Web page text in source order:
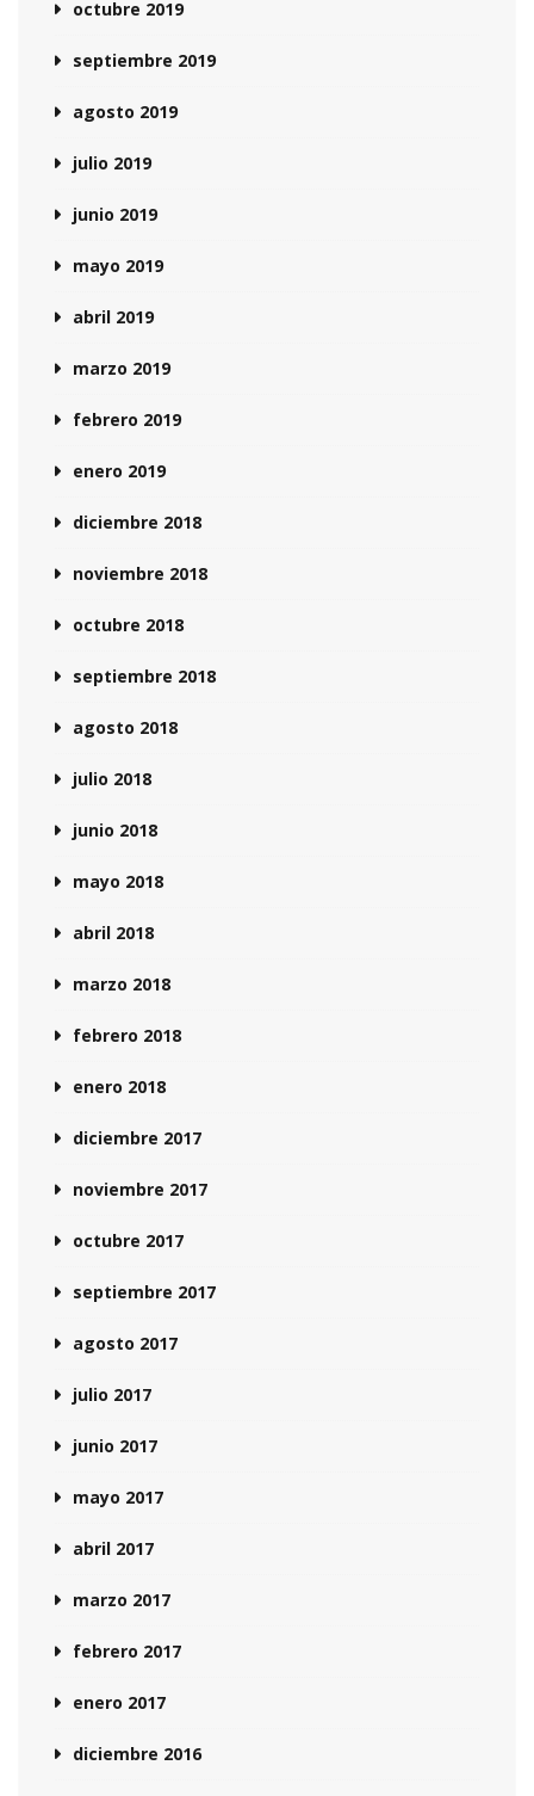
octubre 2019
septiembre 2019
agosto 2019
julio 2019
junio 2019
mayo 2019
abril 2019
marzo 2019
febrero 2019
enero 2019
diciembre 2018
noviembre 2018
octubre 2018
septiembre 2018
agosto 2018
julio 2018
junio 2018
mayo 2018
abril 2018
marzo 2018
febrero 2018
enero 2018
diciembre 2017
noviembre 2017
octubre 2017
septiembre 2017
agosto 2017
julio 2017
junio 2017
mayo 2017
abril 2017
marzo 2017
febrero 2017
enero 2017
diciembre 2016